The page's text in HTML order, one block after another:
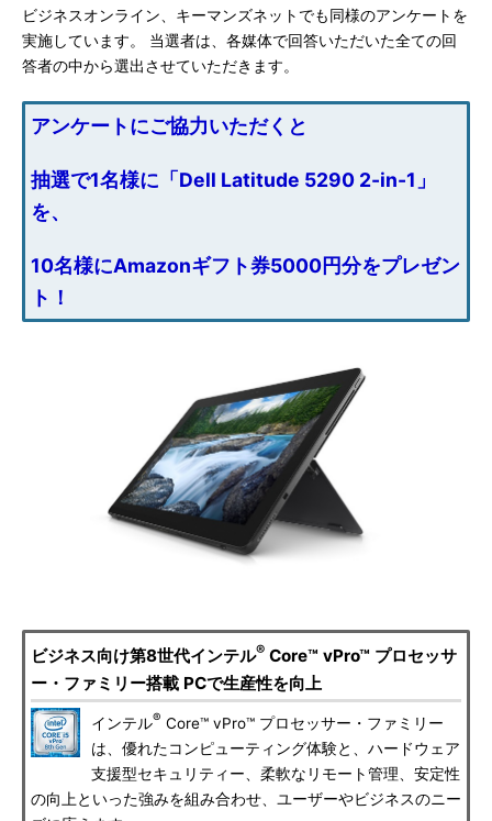
ビジネスオンライン、キーマンズネットでも同様のアンケートを
実施しています。 当選者は、各媒体で回答いただいた全ての回
答者の中から選出させていただきます。
アンケートにご協力いただくと
抽選で1名様に「Dell Latitude 5290 2-in-1」
を、
10名様にAmazonギフト券5000円分をプレゼン
ト！
ビジネス向け第8世代インテル® Core™ vPro™ プロセッサ
ー・ファミリー搭載 PCで生産性を向上
インテル® Core™ vPro™ プロセッサー・ファミリー
は、優れたコンピューティング体験と、ハードウェア
支援型セキュリティー、柔軟なリモート管理、安定性
の向上といった強みを組み合わせ、ユーザーやビジネスのニー